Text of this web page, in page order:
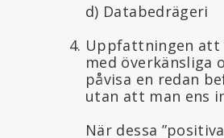
d) Databedrägeri
Uppfattningen att
med överkänsliga
påvisa en redan
utan att man ens
När dessa